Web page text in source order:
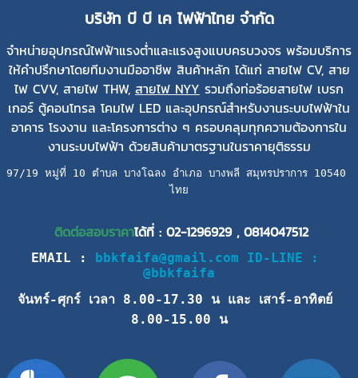
บริษัท บี บี เค ไฟฟ้าไทย จำกัด
จำหน่ายอุปกรณ์ไฟฟ้าแรงต่ำและแรงสูงแบบครบวงจร พร้อมบริการ
ให้คำปรึกษาโดยทีมงานมืออาชีพ สินค้าหลัก ได้แก่ สายไฟ CV, สาย
ไฟ CVV, สายไฟ THW, สายไฟ NYY รวมถึงท่อร้อยสายไฟ เบรก
เกอร์ ตู้คอนโทรล โคมไฟ LED และอุปกรณ์สำหรับงานระบบไฟฟ้าใน
อาคาร โรงงาน และโครงการต่าง ๆ ครอบคลุมทุกความต้องการใน
งานระบบไฟฟ้า ด้วยสินค้ามาตรฐานในราคายุติธรรม
97/19 หมู่ที่ 10 ตำบล บางโฉลง อำเภอ บางพลี สมุทรปราการ 10540
ไทย
ติดต่อสอบราคาได้ที่ : 02-1296929, 0814047512
EMAIL : bbkfaifa@gmail.com
ID-LINE :
@bbkfaifa
จันทร์-ศุกร์ เวลา 8.00-17.30 น และ เสาร์-อาทิตย์
8.00-15.00 น